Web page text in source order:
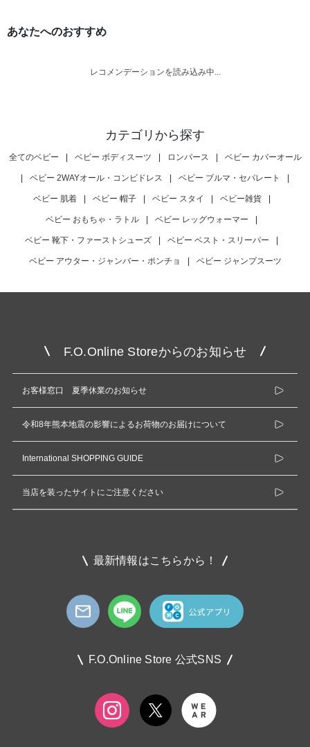
あなたへのおすすめ
レコメンデーションを読み込み中...
カテゴリから探す
全てのベビー | ベビー ボディスーツ | ロンパース | ベビー カバーオール
| ベビー 2WAYオール・コンビドレス | ベビー ブルマ・セパレート |
ベビー 肌着 | ベビー 帽子 | ベビー スタイ | ベビー雑貨 |
ベビー おもちゃ・ラトル | ベビー レッグウォーマー |
ベビー 靴下・ファーストシューズ | ベビー ベスト・スリーパー |
ベビー アウター・ジャンバー・ポンチョ | ベビー ジャンプスーツ
F.O.Online Storeからのお知らせ
お客様窓口 夏季休業のお知らせ
令和8年熊本地震の影響によるお荷物のお届けについて
International SHOPPING GUIDE
当店を装ったサイトにご注意ください
最新情報はこちらから！
F.O.Online Store 公式SNS